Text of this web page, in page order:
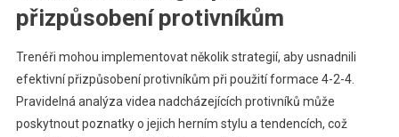
přizpůsobení protivníkům
Trenéři mohou implementovat několik strategií, aby usnadnili
efektivní přizpůsobení protivníkům při použití formace 4-2-4.
Pravidelná analýza videa nadcházejících protivníků může
poskytnout poznatky o jejich herním stylu a tendencích, což